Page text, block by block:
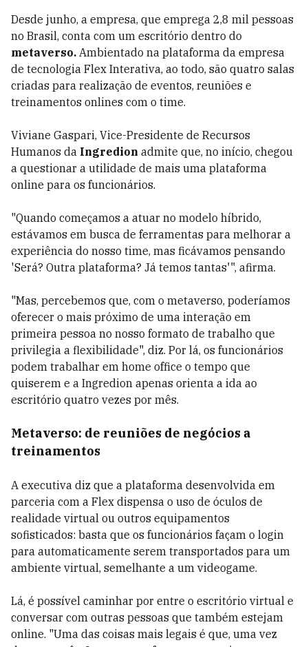
Desde junho, a empresa, que emprega 2,8 mil pessoas
no Brasil, conta com um escritório dentro do
metaverso. Ambientado na plataforma da empresa
de tecnologia Flex Interativa, ao todo, são quatro salas
criadas para realização de eventos, reuniões e
treinamentos onlines com o time.
Viviane Gaspari, Vice-Presidente de Recursos
Humanos da Ingredion admite que, no início, chegou
a questionar a utilidade de mais uma plataforma
online para os funcionários.
"Quando começamos a atuar no modelo híbrido,
estávamos em busca de ferramentas para melhorar a
experiência do nosso time, mas ficávamos pensando
'Será? Outra plataforma? Já temos tantas'", afirma.
"Mas, percebemos que, com o metaverso, poderíamos
oferecer o mais próximo de uma interação em
primeira pessoa no nosso formato de trabalho que
privilegia a flexibilidade", diz. Por lá, os funcionários
podem trabalhar em home office o tempo que
quiserem e a Ingredion apenas orienta a ida ao
escritório quatro vezes por mês.
Metaverso: de reuniões de negócios a
treinamentos
A executiva diz que a plataforma desenvolvida em
parceria com a Flex dispensa o uso de óculos de
realidade virtual ou outros equipamentos
sofisticados: basta que os funcionários façam o login
para automaticamente serem transportados para um
ambiente virtual, semelhante a um videogame.
Lá, é possível caminhar por entre o escritório virtual e
conversar com outras pessoas que também estejam
online. "Uma das coisas mais legais é que, uma vez